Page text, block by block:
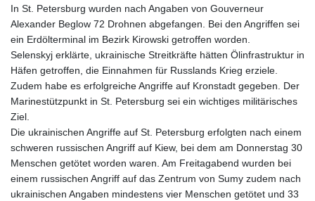
In St. Petersburg wurden nach Angaben von Gouverneur
Alexander Beglow 72 Drohnen abgefangen. Bei den Angriffen sei
ein Erdölterminal im Bezirk Kirowski getroffen worden.
Selenskyj erklärte, ukrainische Streitkräfte hätten Ölinfrastruktur in
Häfen getroffen, die Einnahmen für Russlands Krieg erziele.
Zudem habe es erfolgreiche Angriffe auf Kronstadt gegeben. Der
Marinestützpunkt in St. Petersburg sei ein wichtiges militärisches
Ziel.
Die ukrainischen Angriffe auf St. Petersburg erfolgten nach einem
schweren russischen Angriff auf Kiew, bei dem am Donnerstag 30
Menschen getötet worden waren. Am Freitagabend wurden bei
einem russischen Angriff auf das Zentrum von Sumy zudem nach
ukrainischen Angaben mindestens vier Menschen getötet und 33